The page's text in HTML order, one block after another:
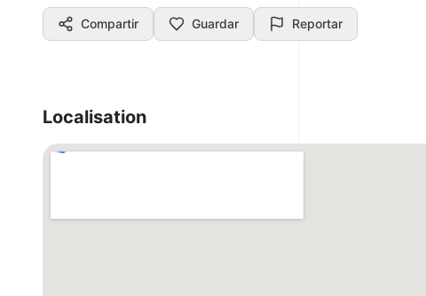
Compartir Guardar Reportar
Localisation